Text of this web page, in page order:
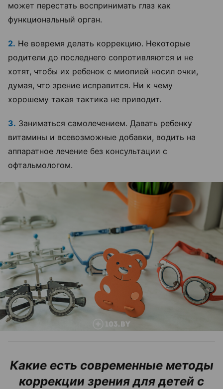
может перестать воспринимать глаз как
функциональный орган.
2. Не вовремя делать коррекцию. Некоторые
родители до последнего сопротивляются и не
хотят, чтобы их ребенок с миопией носил очки,
думая, что зрение исправится. Ни к чему
хорошему такая тактика не приводит.
3. Заниматься самолечением. Давать ребенку
витамины и всевозможные добавки, водить на
аппаратное лечение без консультации с
офтальмологом.
Какие есть современные методы
коррекции зрения для детей с